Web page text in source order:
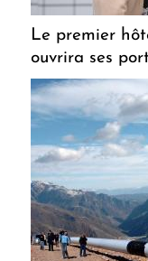
Le premier
ouvrira ses